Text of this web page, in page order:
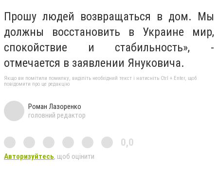
Прошу людей возвращаться в дом. Мы
должны восстановить в Украине мир,
спокойствие и стабильность», -
отмечается в заявлении Януковича.
Якщо ви помітили помилку, виділіть необхідний текст і натисніть Ctrl + Enter, щоб
повідомити про це редакцію
Роман Лазоренко
головний редактор
0,0
Авторизуйтесь, щоб оцінити